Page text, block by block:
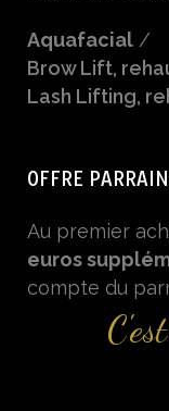
Aquafacial /
Brow Lift,
Lash Lifting,
OFFRE
Au premier
euros
compte du